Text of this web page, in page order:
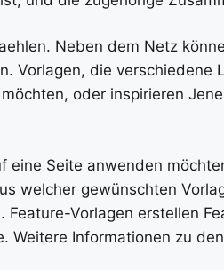
Neben dem Netz
Vorlagen, die verschiedene
oder inspirieren
eine Seite anwenden
welcher gewünschten
Vorlagen erstellen
Weitere Informationen zu